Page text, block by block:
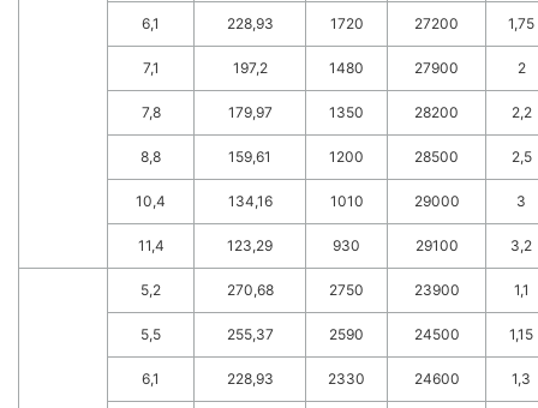
6,1 228,93 1720 27200 1,75
7,1 197,2 1480 27900 2
7,8 179,97 1350 28200 2,2
8,8 159,61 1200 28500 2,5
10,4 134,16 1010 29000 3
11,4 123,29 930 29100 3,2
5,2 270,68 2750 23900 1,1
5,5 255,37 2590 24500 1,15
6,1 228,93 2330 24600 1,3